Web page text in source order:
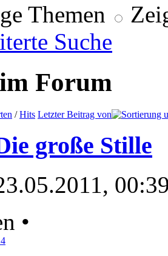
Themen
Suche
Forum
/Hits Letzter Beitrag von
große Stille
•